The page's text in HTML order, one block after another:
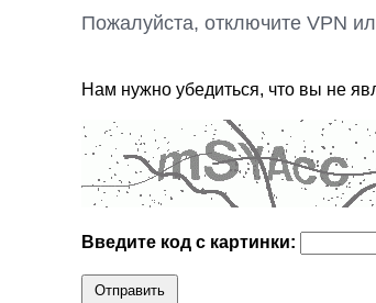
Пожалуйста, отключите VPN
Нам нужно убедиться, что вы не
Введите код с картинки:
Отправить